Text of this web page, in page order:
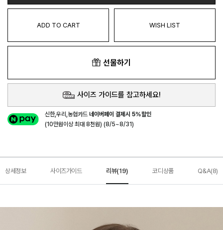
ADD TO CART WISH LIST
선물하기
사이즈 가이드를 참고하세요!
신한,우리,농협카드네이버페이 결제시 5%할인
(10만원이상 최대 8천원) (8/5~8/31)
상세정보 사이즈가이드 리뷰(19) 코디상품 Q&A(8)